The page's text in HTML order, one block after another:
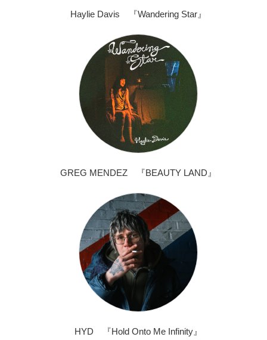
Haylie Davis 『Wandering Star』
GREG MENDEZ 『BEAUTY LAND』
HYD 『Hold Onto Me Infinity』